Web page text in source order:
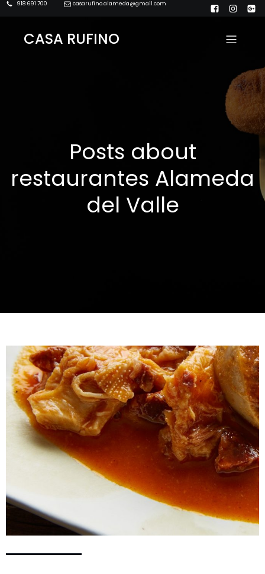
918 691 700 casarufino.alameda@gmail.com
CASA RUFINO
Posts about
restaurantes Alameda
del Valle